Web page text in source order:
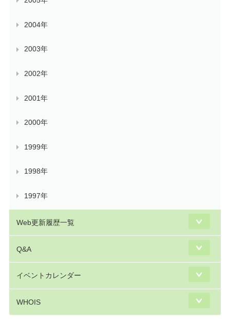
2004年
2003年
2002年
2001年
2000年
1999年
1998年
1997年
Web更新履歴一覧
Q&A
イベントカレンダー
WHOIS